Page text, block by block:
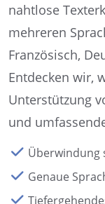
nahtlose
mehreren
Französisch,
Entdecken wir,
Unterstützung
und
Überwindung
Genaue